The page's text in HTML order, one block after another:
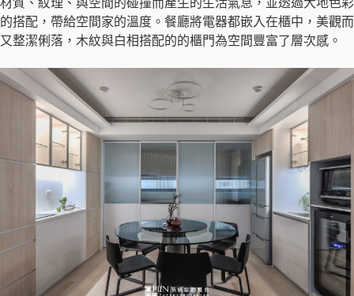
材質、紋理、與空間的碰撞而產生的生活氣息，並透過大地色彩
的搭配，帶給空間家的溫度。餐廳將電器都嵌入在櫃中，美觀而
又整潔俐落，木紋與白相搭配的的櫃門為空間豐富了層次感。